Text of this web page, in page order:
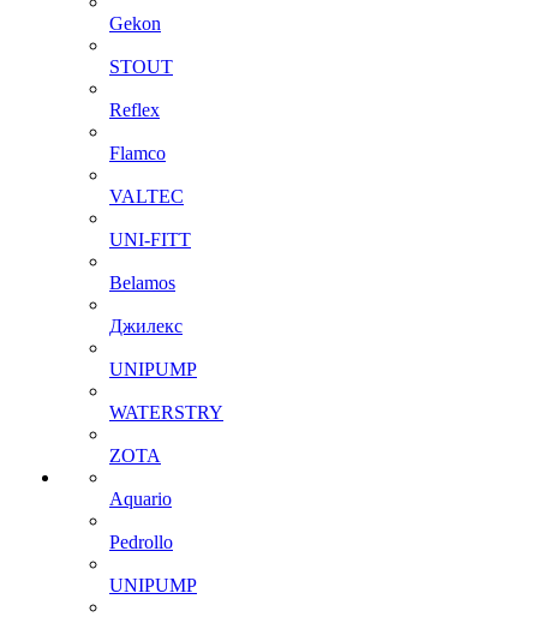
Gekon
STOUT
Reflex
Flamco
VALTEC
UNI-FITT
Belamos
Джилекс
UNIPUMP
WATERSTRY
ZOTA
Aquario
Pedrollo
UNIPUMP